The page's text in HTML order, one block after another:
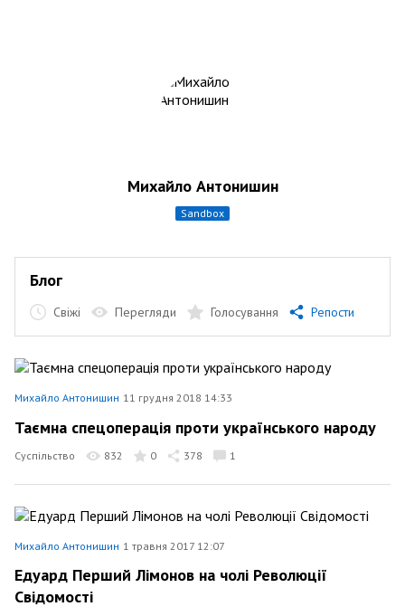
Михайло Антонишин
sandbox
Блог
Свіжі Перегляди Голосування Репости
Михайло Антонишин 11 грудня 2018 14:33
Таємна спецоперація проти українського народу
Суспільство 832 0 378 1
Михайло Антонишин 1 травня 2017 12:07
Едуард Перший Лімонов на чолі Революції
Свідомості